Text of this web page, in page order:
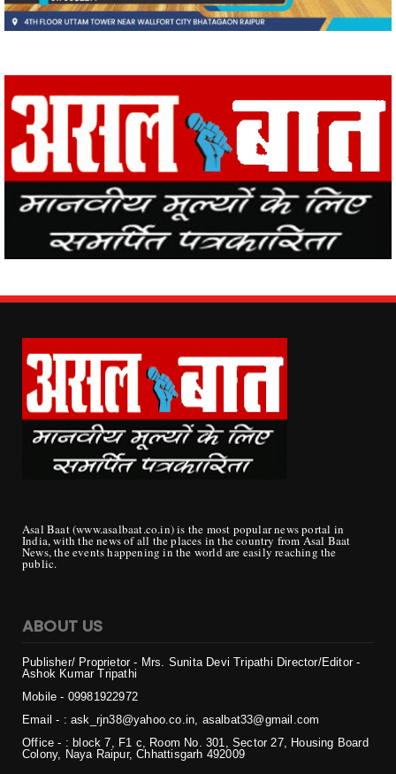
Asal Baat (www.asalbaat.co.in) is the most popular news portal in
ABOUT US
Ashok Kumar Tripathi
Email - : ask_rjn38@yahoo.co.in, asalbat33@gmail.com
Office - : block 7, F1 c, Room No. 301, Sector 27, Housing Board
Colony, Naya Raipur, Chhattisgarh 492009
Copyright © 2026 | असल बात (Asal Baat) | All Rights Reserved